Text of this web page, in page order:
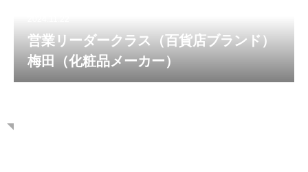
営業リーダークラス（百貨店ブランド）
梅田（化粧品メーカー）